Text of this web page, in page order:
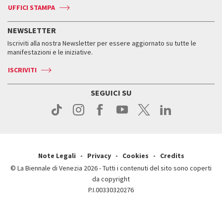
Press
Accrediti
Come raggiungerci
Accrediti
Come raggiungerci
Contatti
Press
Press
Edizioni passate
Orari e sedi
Biglietti
Servizi al pubblico
Come raggiungerci
Contatti
ASAC DATI
Storia
Orari e sedi
UFFICI STAMPA
NEWSLETTER
Iscriviti alla nostra Newsletter per essere aggiornato su tutte le
manifestazioni e le iniziative.
ISCRIVITI
SEGUICI SU
Note Legali Privacy Cookies
Credits
© La Biennale di Venezia 2026 - Tutti i contenuti del sito sono coperti
da copyright
P.I.00330320276